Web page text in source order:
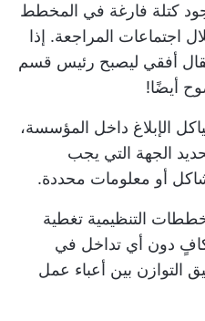
كتلة فارغة في المخطط
اجتماعات المراجعة. إذا
أفقي ليصبح رئيس قسم
أيضًا!
الإبلاغ داخل المؤسسة،
الجهة التي يجب
أو معلومات محددة.
التنظيمية تغطية
دون أي تداخل في
التوازن بين أعباء عمل